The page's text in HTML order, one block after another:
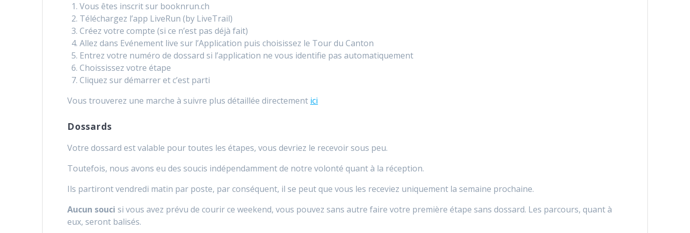
Vous êtes inscrit sur booknrun.ch
Téléchargez l’app LiveRun (by LiveTrail)
Créez votre compte (si ce n’est pas déjà fait)
Allez dans Evénement live sur l’Application puis choisissez le Tour du Canton
Entrez votre numéro de dossard si l’application ne vous identifie pas automatiquement
Choississez votre étape
Cliquez sur démarrer et c’est parti
Vous trouverez une marche à suivre plus détaillée directement ici
Dossards
Votre dossard est valable pour toutes les étapes, vous devriez le recevoir sous peu.
Toutefois, nous avons eu des soucis indépendamment de notre volonté quant à la réception.
Ils partiront vendredi matin par poste, par conséquent, il se peut que vous les receviez uniquement la semaine prochaine.
Aucun souci si vous avez prévu de courir ce weekend, vous pouvez sans autre faire votre première étape sans dossard. Les parcours, quant à
eux, seront balisés.